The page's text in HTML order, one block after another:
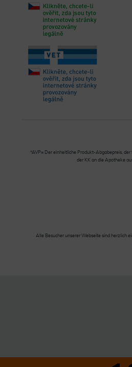
*AVP= Der einheitliche Produkt-Abgabepreis,
der KK an die Apotheke
Alle Besucher unserer Webseite sind herzlich